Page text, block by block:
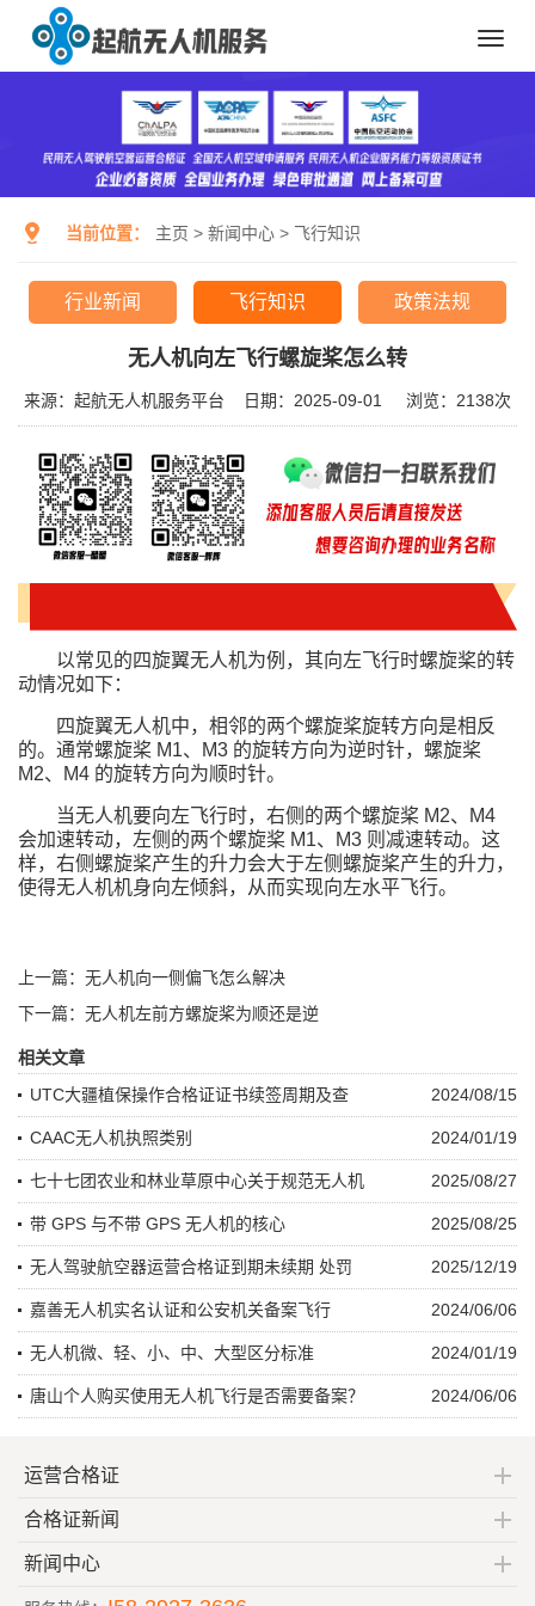
当前位置： 主页 > 新闻中心 > 飞行知识
行业新闻 飞行知识 政策法规
无人机向左飞行螺旋桨怎么转
来源：起航无人机服务平台 日期：2025-09-01 浏览： 2138次
以常见的四旋翼无人机为例，其向左飞行时螺旋桨的转
动情况如下：
四旋翼无人机中，相邻的两个螺旋桨旋转方向是相反
的。通常螺旋桨 M1、M3 的旋转方向为逆时针，螺旋桨
M2、M4 的旋转方向为顺时针。
当无人机要向左飞行时，右侧的两个螺旋桨 M2、M4
会加速转动，左侧的两个螺旋桨 M1、M3 则减速转动。这
样，右侧螺旋桨产生的升力会大于左侧螺旋桨产生的升力，
使得无人机机身向左倾斜，从而实现向左水平飞行。
上一篇：无人机向一侧偏飞怎么解决
下一篇：无人机左前方螺旋桨为顺还是逆
相关文章
2024/08/15
UTC大疆植保操作合格证证书续签周期及查
2024/01/19
CAAC无人机执照类别
2025/08/27
七十七团农业和林业草原中心关于规范无人机
2025/08/25
带 GPS 与不带 GPS 无人机的核心
2025/12/19
无人驾驶航空器运营合格证到期未续期 处罚
2024/06/06
嘉善无人机实名认证和公安机关备案飞行
2024/01/19
无人机微、轻、小、中、大型区分标准
2024/06/06
唐山个人购买使用无人机飞行是否需要备案？
运营合格证
合格证新闻
新闻中心